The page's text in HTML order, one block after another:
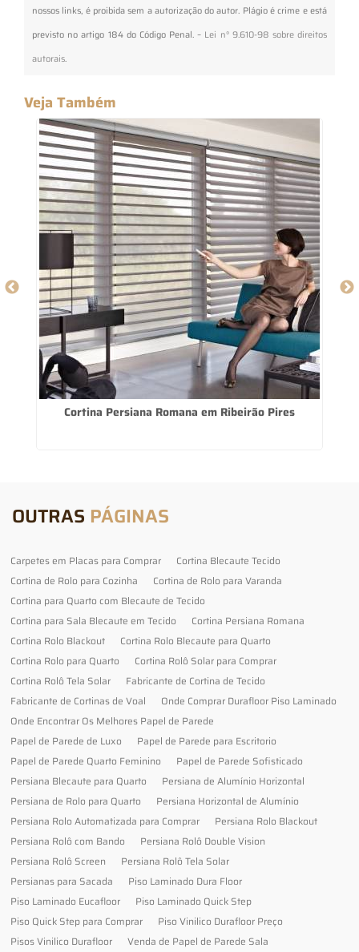
nossos links, é proibida sem a autorização do autor. Plágio é crime e está
previsto no artigo 184 do Código Penal. – Lei n° 9.610-98 sobre direitos
autorais.
Veja Também
Cortina Persiana Romana em Ribeirão Pires
OUTRAS PÁGINAS
Carpetes em Placas para Comprar
Cortina Blecaute Tecido
Cortina de Rolo para Cozinha
Cortina de Rolo para Varanda
Cortina para Quarto com Blecaute de Tecido
Cortina para Sala Blecaute em Tecido
Cortina Persiana Romana
Cortina Rolo Blackout
Cortina Rolo Blecaute para Quarto
Cortina Rolo para Quarto
Cortina Rolô Solar para Comprar
Cortina Rolô Tela Solar
Fabricante de Cortina de Tecido
Fabricante de Cortinas de Voal
Onde Comprar Durafloor Piso Laminado
Onde Encontrar Os Melhores Papel de Parede
Papel de Parede de Luxo
Papel de Parede para Escritorio
Papel de Parede Quarto Feminino
Papel de Parede Sofisticado
Persiana Blecaute para Quarto
Persiana de Alumínio Horizontal
Persiana de Rolo para Quarto
Persiana Horizontal de Alumínio
Persiana Rolo Automatizada para Comprar
Persiana Rolo Blackout
Persiana Rolô com Bando
Persiana Rolô Double Vision
Persiana Rolô Screen
Persiana Rolô Tela Solar
Persianas para Sacada
Piso Laminado Dura Floor
Piso Laminado Eucafloor
Piso Laminado Quick Step
Piso Quick Step para Comprar
Piso Vinilico Durafloor Preço
Pisos Vinilico Durafloor
Venda de Papel de Parede Sala